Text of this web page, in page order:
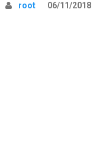
root 06/11/2018